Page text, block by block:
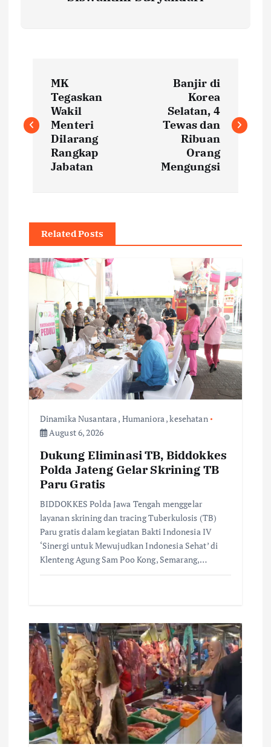
s
a
v
g
a
t
MK
Tegaskan
Wakil
Menteri
Dilarang
Rangkap
Jabatan
Banjir di
Korea
Selatan, 4
Tewas dan
Ribuan
Orang
Mengungsi
Related Posts
Dinamika Nusantara , Humaniora ,kesehatan
August 6, 2026
Dukung Eliminasi TB, Biddokkes
Polda Jateng Gelar Skrining TB
Paru Gratis
BIDDOKKES Polda Jawa Tengah menggelar
layanan skrining dan tracing Tuberkulosis (TB)
Paru gratis dalam kegiatan Bakti Indonesia IV
‘Sinergi untuk Mewujudkan Indonesia Sehat’ di
Klenteng Agung Sam Poo Kong, Semarang,…